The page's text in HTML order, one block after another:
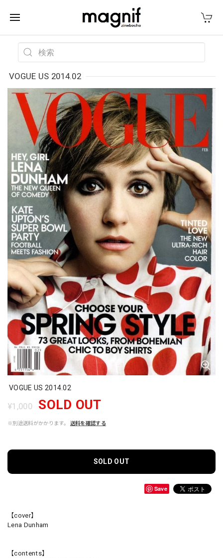
VOGUE US 2014.02
VOGUE US 2014.02
¥1,000 SOLD OUT
※別途送料がかかります。 送料を確認する
SOLD OUT
Save
【cover】
Lena Dunham
【contents】